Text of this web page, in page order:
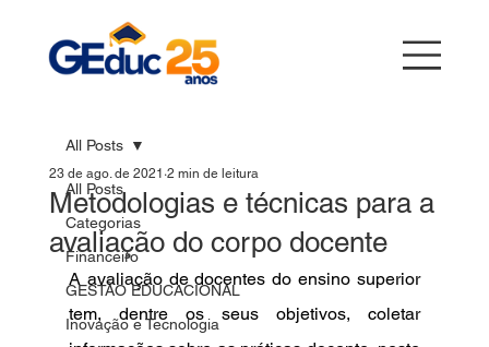
All Posts
Categorias
Financeiro
GESTÃO EDUCACIONAL
Inovação e Tecnologia
All Posts
Metodologias e técnicas para a
avaliação do corpo docente
23 de ago. de 2021 2 min de leitura
A avaliação de docentes do ensino superior
tem, dentre os seus objetivos, coletar